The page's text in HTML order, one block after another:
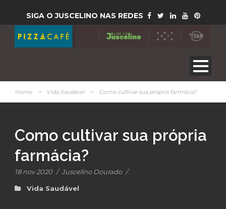
SIGA O JUSCELINO NAS REDES
Home > Vida Saudável > Como cultivar sua própria farmácia?
Como cultivar sua própria
farmácia?
18 nov 2020 / Juscelino Dourado /
Vida Saudável